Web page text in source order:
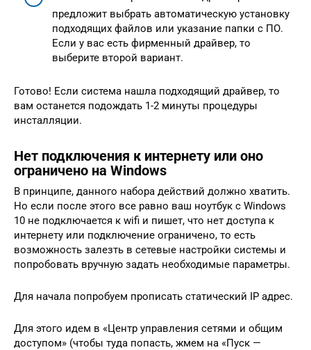
предложит выбрать автоматическую установку
подходящих файлов или указание папки с ПО.
Если у вас есть фирменный драйвер, то
выберите второй вариант.
Готово! Если система нашла подходящий драйвер, то
вам останется подождать 1-2 минуты процедуры
инсталляции.
Нет подключения к интернету или оно
ограничено на Windows
В принципе, данного набора действий должно хватить.
Но если после этого все равно ваш ноутбук с Windows
10 не подключается к wifi и пишет, что нет доступа к
интернету или подключение ограничено, то есть
возможность залезть в сетевые настройки системы и
попробовать вручную задать необходимые параметры.
Для начала попробуем прописать статический IP адрес.
Для этого идем в «Центр управления сетями и общим
доступом» (чтобы туда попасть, жмем на «Пуск —